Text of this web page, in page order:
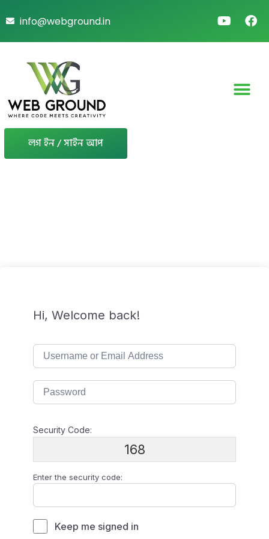
info@webground.in
লগ ইন / সাইন আপ
Hi, Welcome back!
Security Code:
168
Enter the security code:
Keep me signed in